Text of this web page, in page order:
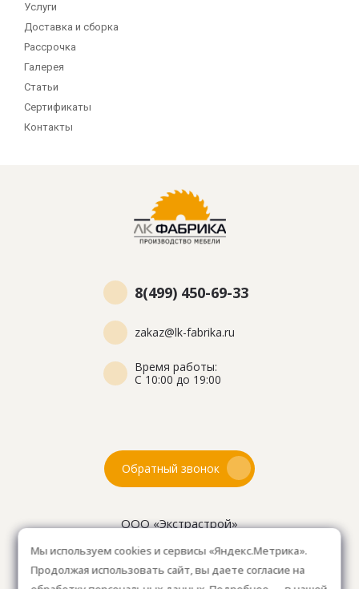
Услуги
Доставка и сборка
Рассрочка
Галерея
Статьи
Сертификаты
Контакты
8(499) 450-69-33
zakaz@lk-fabrika.ru
Время работы:
С 10:00 до 19:00
Обратный звонок
ООО «Экстрастрой»
ОГРН 1157746804753
Как проехать: 15км от Мкад, в среднем 10-15 мин. на
Мы используем cookies и сервисы «Яндекс.Метрика».
Продолжая использовать сайт, вы даете согласие на